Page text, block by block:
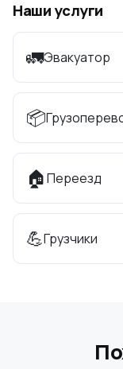
Наши услуги
🚛Эвакуатор
📦
🏠Переезд
💪Грузчики